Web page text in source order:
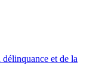
délinquance et de la